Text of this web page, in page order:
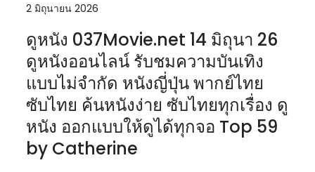
2 มิถุนายน 2026
ดูหนัง 037Movie.net 14 มิถุนา 26
ดูหนังออนไลน์ รับชมความบันเทิง
แบบไม่จำกัด หนังญี่ปุ่น พากย์ไทย
ซับไทย ค้นหนังง่าย ซับไทยทุกเรื่อง ดู
หนัง ออกแบบให้ดูได้ทุกจอ Top 59
by Catherine